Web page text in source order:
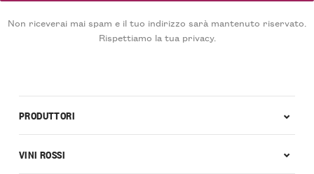
Non riceverai mai spam e il tuo indirizzo sarà mantenuto riservato.
Rispettiamo la tua privacy.
PRODUTTORI
VINI ROSSI